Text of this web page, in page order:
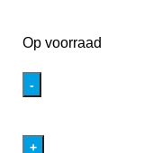
Op voorraad